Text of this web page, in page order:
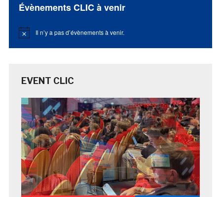
Évènements CLIC à venir
Notice Il n’y a pas d’évènements à venir.
EVENT CLIC